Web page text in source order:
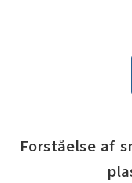
Forståelse af